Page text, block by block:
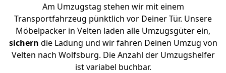
Am Umzugstag stehen wir mit einem
Transportfahrzeug pünktlich vor Deiner Tür. Unsere
Möbelpacker in Velten laden alle Umzugsgüter ein,
sichern die Ladung und wir fahren Deinen Umzug von
Velten nach Wolfsburg. Die Anzahl der Umzugshelfer
ist variabel buchbar.